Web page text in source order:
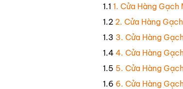
1. Cửa Hàng Gạch
2. Cửa Hàng
3. Cửa Hàng
4. Cửa Hàng
5. Cửa Hàng
6. Cửa Hàng